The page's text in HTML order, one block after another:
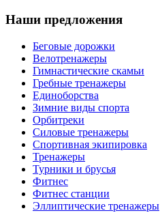
Наши предложения
Беговые дорожки
Велотренажеры
Гимнастические скамьи
Гребные тренажеры
Единоборства
Зимние виды спорта
Орбитреки
Силовые тренажеры
Спортивная экипировка
Тренажеры
Турники и брусья
Фитнес
Фитнес станции
Эллиптические тренажеры